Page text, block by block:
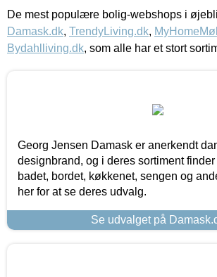
De mest populære bolig-webshops i
Damask.dk, TrendyLiving.dk,
Bydahlliving.dk, som alle har et stort
Georg Jensen Damask er anerkendt
designbrand, og i deres sortiment finder
badet, bordet, køkkenet, sengen og
her for at se deres udvalg.
Se udvalget på